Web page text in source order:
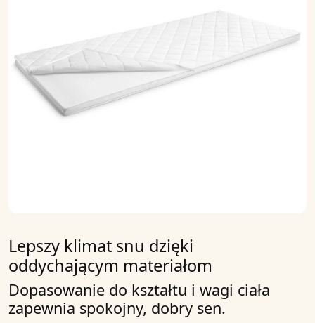
Lepszy klimat snu dzięki
oddychającym materiałom
Dopasowanie do kształtu i wagi ciała
zapewnia spokojny, dobry sen.